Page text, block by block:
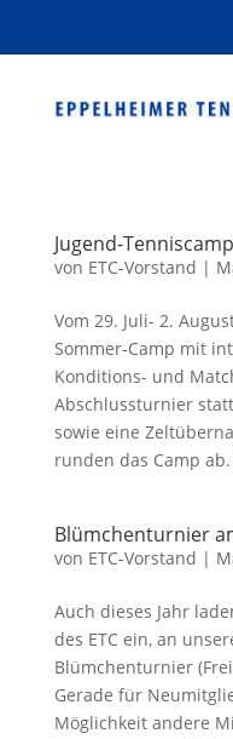
Jugend-
von ETC-Vorstand |
Vom 29. Juli- 2.
Sommer-Camp mit
Konditions- und
Abschlussturnier
sowie eine
runden das Camp
Blümchenturnier
von ETC-Vorstand |
Auch dieses Jahr
des ETC ein, an
Blümchenturnier
Gerade für
Möglichkeit andere